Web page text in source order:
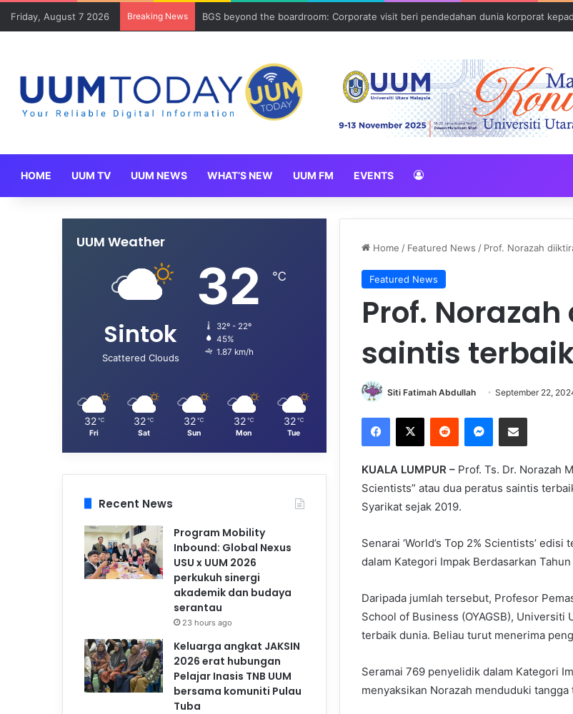
Friday, August 7 2026 Breaking News BGS beyond the boardroom: Corporate visit beri pendedahan dunia korporat
HOME UUM TV UUM NEWS WHAT’S NEW UUM FM EVENTS
Home / Featured News / Prof. Norazah
Featured News
Prof.
saintis
Siti Fatimah Abdullah September 22,
KUALA LUMPUR – Prof. Ts. Dr. Norazah
Scientists” atau dua peratus saintis
Syarikat sejak 2019.
Senarai ‘World’s Top 2% Scientists’
dalam Kategori Impak Berdasarkan
Daripada jumlah tersebut, Profesor
School of Business (OYAGSB), Universiti
terbaik dunia. Beliau turut menerima
Seramai 769 penyelidik dalam Kategori
menyaksikan Norazah menduduki
UUM Weather
Sintok
Scattered Clouds
32 ℃
32º - 22º
45%
1.87 km/h
32 ℃
Fri
32 ℃
Sat
32 ℃
Sun
32 ℃
Mon
32 ℃
Tue
Recent News
Program Mobility
Inbound: Global Nexus
USU x UUM 2026
perkukuh sinergi
akademik dan budaya
serantau
23 hours ago
Keluarga angkat JAKSIN
2026 erat hubungan
Pelajar Inasis TNB UUM
bersama komuniti Pulau
Tuba